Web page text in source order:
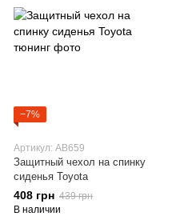
−7%
Артикул: AB659
Защитный чехол на спинку
сиденья Toyota
408 грн 439 грн
В наличии